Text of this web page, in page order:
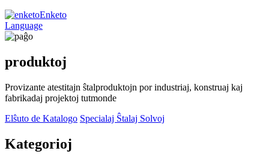
Enketo
Language
produktoj
Provizante atestitajn ŝtalproduktojn por industriaj, konstruaj kaj
fabrikadaj projektoj tutmonde
Elŝuto de Katalogo Specialaj Ŝtalaj Solvoj
Kategorioj